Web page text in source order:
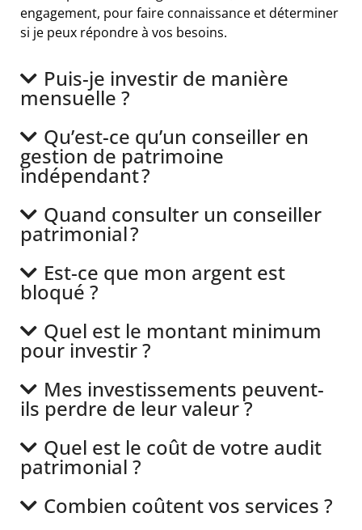
engagement, pour faire connaissance et déterminer
si je peux répondre à vos besoins.
Puis-je investir de manière
mensuelle ?
Qu’est-ce qu’un conseiller en
gestion de patrimoine
indépendant ?
Quand consulter un conseiller
patrimonial ?
Est-ce que mon argent est
bloqué ?
Quel est le montant minimum
pour investir ?
Mes investissements peuvent-
ils perdre de leur valeur ?
Quel est le coût de votre audit
patrimonial ?
Combien coûtent vos services ?